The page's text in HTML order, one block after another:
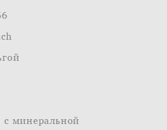
с минеральной